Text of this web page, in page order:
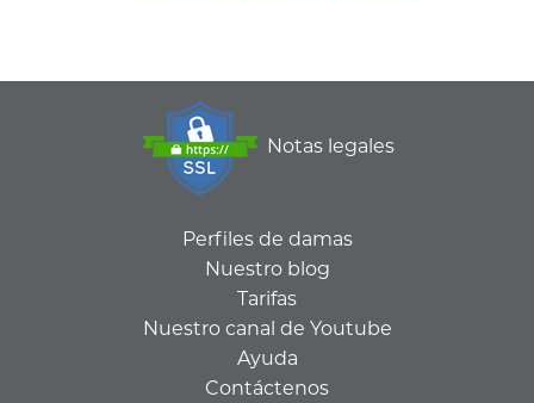
Notas legales
Perfiles de damas
Nuestro blog
Tarifas
Nuestro canal de Youtube
Ayuda
Contáctenos